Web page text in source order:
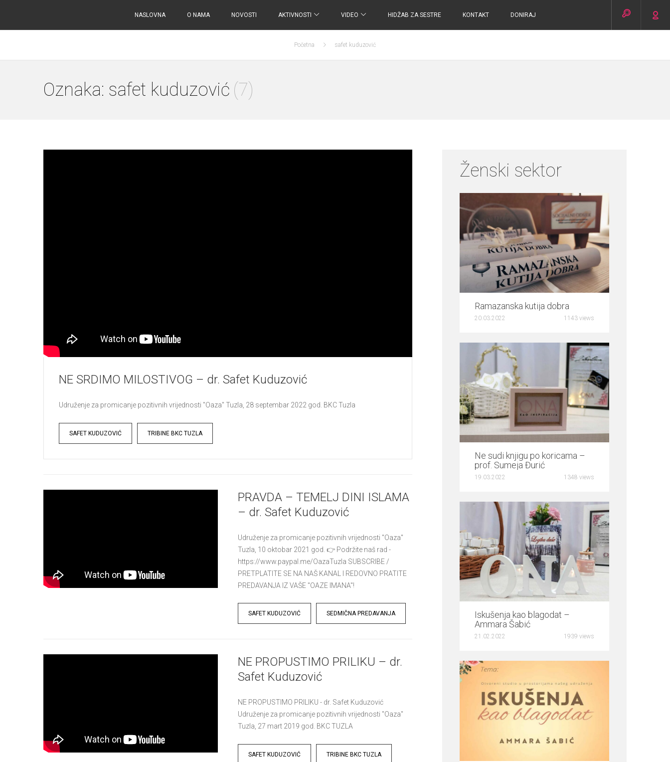
NASLOVNA O NAMA NOVOSTI AKTIVNOSTI VIDEO HIDŽAB ZA SESTRE KONTAKT DONIRAJ
Početna safet kuduzović
Oznaka: safet kuduzović (7)
NE SRDIMO MILOSTIVOG – dr. Safet Kuduzović
Udruženje za promicanje pozitivnih vrijednosti "Oaza" Tuzla, 28 septembar 2022 god. BKC Tuzla
Tags
SAFET KUDUZOVIĆ TRIBINE BKC TUZLA
PRAVDA – TEMELJ DINI ISLAMA
– dr. Safet Kuduzović
Udruženje za promicanje pozitivnih vrijednosti "Oaza"
Tuzla, 10 oktobar 2021 god. 👉 Podržite naš rad -
https://www.paypal.me/OazaTuzla SUBSCRIBE /
PRETPLATITE SE NA NAŠ KANAL I REDOVNO PRATITE
PREDAVANJA IZ VAŠE "OAZE IMANA"!
Tags
SAFET KUDUZOVIĆ SEDMIČNA PREDAVANJA
NE PROPUSTIMO PRILIKU – dr.
Safet Kuduzović
NE PROPUSTIMO PRILIKU - dr. Safet Kuduzović
Udruženje za promicanje pozitivnih vrijednosti "Oaza"
Tuzla, 27 mart 2019 god. BKC TUZLA
Tags
SAFET KUDUZOVIĆ TRIBINE BKC TUZLA
Ženski sektor
Ramazanska kutija dobra
20.03.2022 1143 views
0
Ne sudi knjigu po koricama –
prof. Sumeja Đurić
19.03.2022 1348 views
Iskušenja kao blagodat –
Ammara Šabić
21.02.2022 1939 views